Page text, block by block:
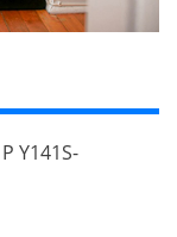
Y141S-